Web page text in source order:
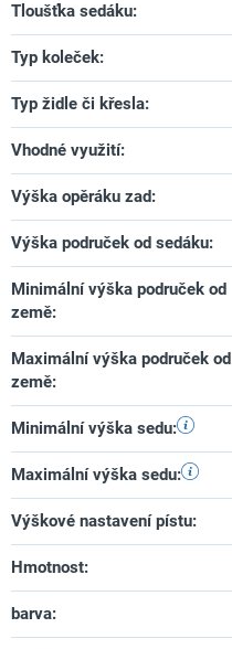
Tloušťka sedáku:
Typ koleček:
Typ židle či křesla:
Vhodné využití:
Výška opěráku zad:
Výška područek od sedáku:
Minimální výška područek od
země:
Maximální výška područek od
země:
Minimální výška sedu:
Maximální výška sedu:
Výškové nastavení pístu:
Hmotnost:
barva: